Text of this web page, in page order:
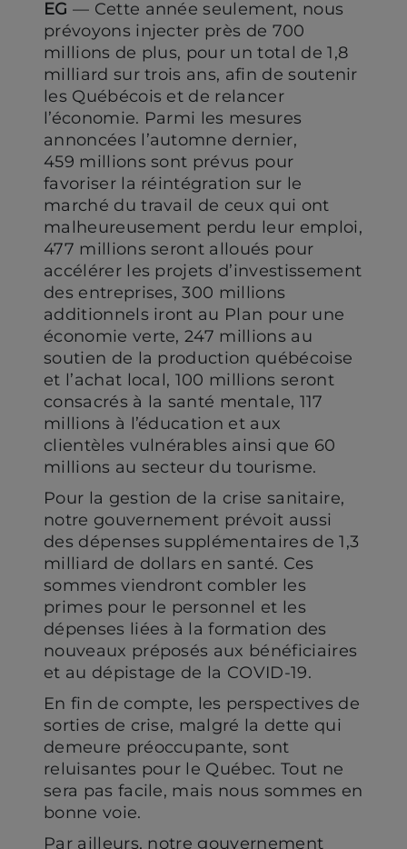
EG — Cette année seulement, nous
prévoyons injecter près de 700
millions de plus, pour un total de 1,8
milliard sur trois ans, afin de soutenir
les Québécois et de relancer
l’économie. Parmi les mesures
annoncées l’automne dernier,
459 millions sont prévus pour
favoriser la réintégration sur le
marché du travail de ceux qui ont
malheureusement perdu leur emploi,
477 millions seront alloués pour
accélérer les projets d’investissement
des entreprises, 300 millions
additionnels iront au Plan pour une
économie verte, 247 millions au
soutien de la production québécoise
et l’achat local, 100 millions seront
consacrés à la santé mentale, 117
millions à l’éducation et aux
clientèles vulnérables ainsi que 60
millions au secteur du tourisme.
Pour la gestion de la crise sanitaire,
notre gouvernement prévoit aussi
des dépenses supplémentaires de 1,3
milliard de dollars en santé. Ces
sommes viendront combler les
primes pour le personnel et les
dépenses liées à la formation des
nouveaux préposés aux bénéficiaires
et au dépistage de la COVID-19.
En fin de compte, les perspectives de
sorties de crise, malgré la dette qui
demeure préoccupante, sont
reluisantes pour le Québec. Tout ne
sera pas facile, mais nous sommes en
bonne voie.
Par ailleurs, notre gouvernement